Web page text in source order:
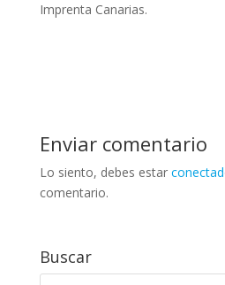
Imprenta Canarias.
Enviar comentario
Lo siento, debes estar
comentario.
Buscar